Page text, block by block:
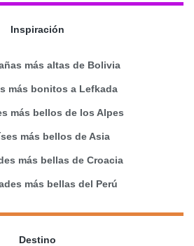
Inspiración
más altas de Bolivia
más bonitos a Lefkada
más bellos de los Alpes
más bellos de Asia
más bellas de Croacia
más bellas del Perú
Destino